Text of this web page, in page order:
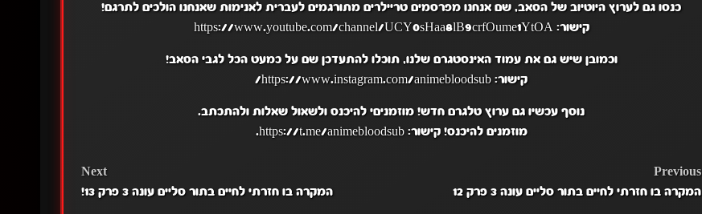
כנסו גם לערוץ היוטיוב של הסאב, שם אנחנו מפרסמים טריילרים מתורגמים לעברית לאנימות שאנחנו הולכים לתרגם!
קישור: https://www.youtube.com/channel/UCY0sHaa8lB9crfOume1YtOA
וכמובן שיש גם את עמוד האינסטגרם שלנו, תוכלו להתעדכן שם על כמעט הכל לגבי הסאב!
קישור: https://www.instagram.com/animebloodsub/
נוסף עכשיו גם ערוץ טלגרם חדש! מוזמניםי להיכנס ולשאול שאלות ולהתכתב.
מוזמנים להיכנס! קישור: https://t.me/animebloodsub.
POST
Previous
המקרה בו חזרתי לחיים בתור סליים עונה 3 פרק 12
Next
המקרה בו חזרתי לחיים בתור סליים עונה 3 פרק 13!